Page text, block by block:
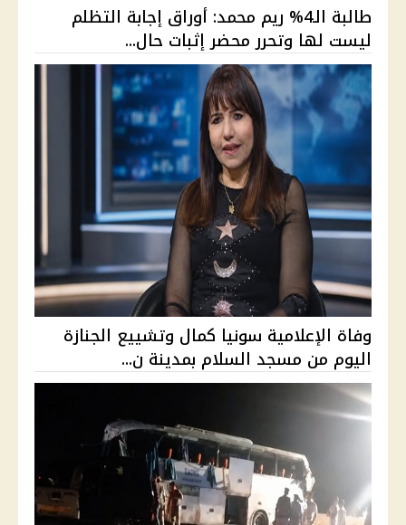
طالبة الـ4% ريم محمد: أوراق إجابة التظلم
ليست لها وتحرر محضر إثبات حال...
وفاة الإعلامية سونيا كمال وتشييع الجنازة
اليوم من مسجد السلام بمدينة ن...